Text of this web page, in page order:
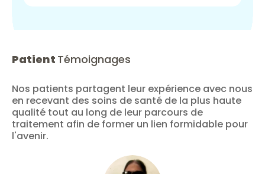
Patient Témoignages
Nos patients partagent leur expérience avec nous
en recevant des soins de santé de la plus haute
qualité tout au long de leur parcours de
traitement afin de former un lien formidable pour
l'avenir.